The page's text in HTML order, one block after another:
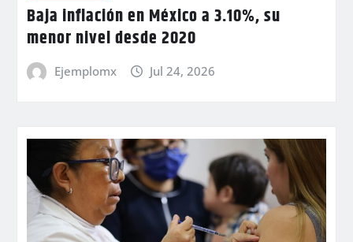
Baja inflación en México a 3.10%, su
menor nivel desde 2020
Ejemplomx Jul 24, 2026